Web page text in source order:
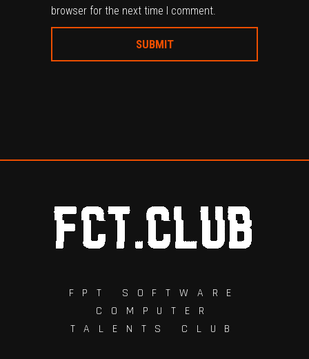
browser for the next time I comment.
FPT SOFTWARE
COMPUTER
TALENTS CLUB